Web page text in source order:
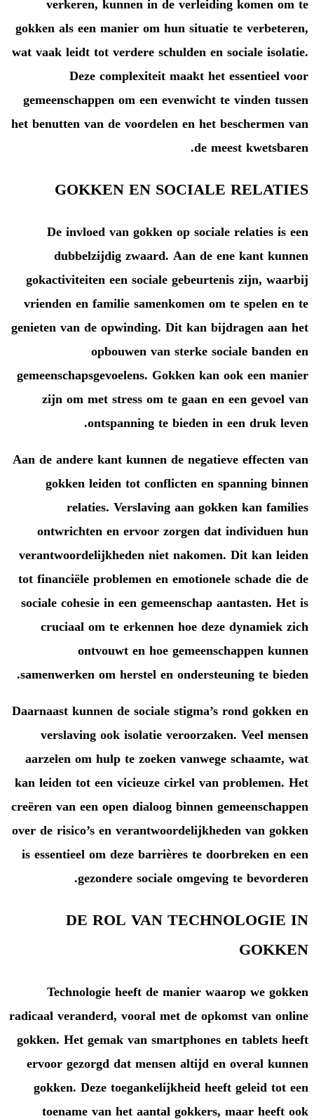
gokken als een manier om hun
wat vaak leidt tot verdere
Deze complexiteit
gemeenschappen om een
het benutten van de voordelen
GOKKEN EN
De invloed van gokken
dubbelzijdig zwaard.
gokactiviteiten een sociale
vrienden en familie
genieten van de opwinding. Dit
opbouwen van
gemeenschapsgevoelens.
zijn om met stress om te
ontspanning te
Aan de andere kant kunnen de
gokken leiden tot
relaties. Verslaving
ontwrichten en ervoor
verantwoordelijkheden niet
tot financiële problemen en
sociale cohesie in een
cruciaal om te erkennen
ontvouwt en hoe
samenwerken om herstel en
Daarnaast kunnen de sociale
verslaving ook isolatie
aarzelen om hulp te zoeken
kan leiden tot een vicieuze
creëren van een open dialoog
over de risico’s en
is essentieel om deze
gezondere sociale
DE ROL VAN
Technologie heeft de
radicaal veranderd, vooral met
gokken. Het gemak van
ervoor gezorgd dat mensen
gokken. Deze
toename van het aantal